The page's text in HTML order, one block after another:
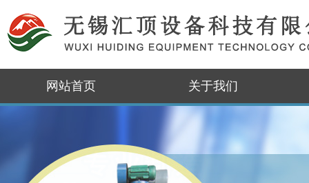
网站首页 关于我们